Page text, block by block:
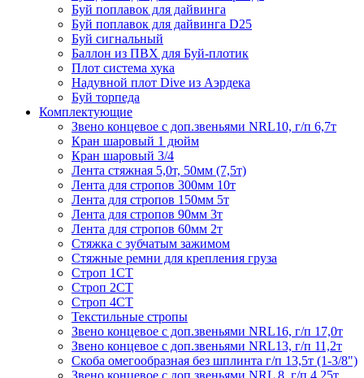
Буй поплавок для дайвинга
Буй поплавок для дайвинга D25
Буй сигнальный
Баллон из ПВХ для Буй-плотик
Плот система хука
Надувной плот Dive из Аэрдека
Буй торпеда
Комплектующие
Звено концевое с доп.звеньями NRL10, г/п 6,7т
Кран шаровый 1 дюйм
Кран шаровый 3/4
Лента стяжная 5,0т, 50мм (7,5т)
Лента для стропов 300мм 10т
Лента для стропов 150мм 5т
Лента для стропов 90мм 3т
Лента для стропов 60мм 2т
Стяжка с зубчатым зажимом
Стяжные ремни для крепления груза
Строп 1СТ
Строп 2СТ
Строп 4СТ
Текстильные стропы
Звено концевое с доп.звеньями NRL16, г/п 17,0т
Звено концевое с доп.звеньями NRL13, г/п 11,2т
Скоба омегообразная без шплинта г/п 13,5т (1-3/8")
Звено концевое с доп.звеньями NRL 8, г/п 4,25т